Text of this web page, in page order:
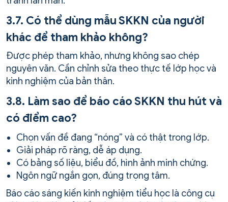
3.7. Có thể dùng mẫu SKKN của người
khác để tham khảo không?
Được phép tham khảo, nhưng không sao chép
nguyên văn. Cần chỉnh sửa theo thực tế lớp học và
kinh nghiệm của bản thân.
3.8. Làm sao để báo cáo SKKN thu hút và
có điểm cao?
Chọn vấn đề đang “nóng” và có thật trong lớp.
Giải pháp rõ ràng, dễ áp dụng.
Có bảng số liệu, biểu đồ, hình ảnh minh chứng.
Ngôn ngữ ngắn gọn, đúng trọng tâm.
Báo cáo sáng kiến kinh nghiệm tiểu học là công cụ